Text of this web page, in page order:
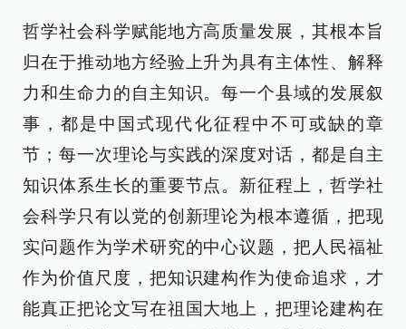
哲学社会科学赋能地方高质量发展，其根本旨
归在于推动地方经验上升为具有主体性、解释
力和生命力的自主知识。每一个县域的发展叙
事，都是中国式现代化征程中不可或缺的章
节；每一次理论与实践的深度对话，都是自主
知识体系生长的重要节点。新征程上，哲学社
会科学只有以党的创新理论为根本遵循，把现
实问题作为学术研究的中心议题，把人民福祉
作为价值尺度，把知识建构作为使命追求，才
能真正把论文写在祖国大地上，把理论建构在